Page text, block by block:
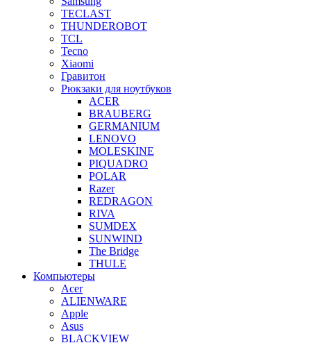
TECLAST
THUNDEROBOT
TCL
Tecno
Xiaomi
Гравитон
Рюкзаки для ноутбуков
ACER
BRAUBERG
GERMANIUM
LENOVO
MOLESKINE
PIQUADRO
POLAR
Razer
REDRAGON
RIVA
SUMDEX
SUNWIND
The Bridge
THULE
Компьютеры
Acer
ALIENWARE
Apple
Asus
BLACKVIEW